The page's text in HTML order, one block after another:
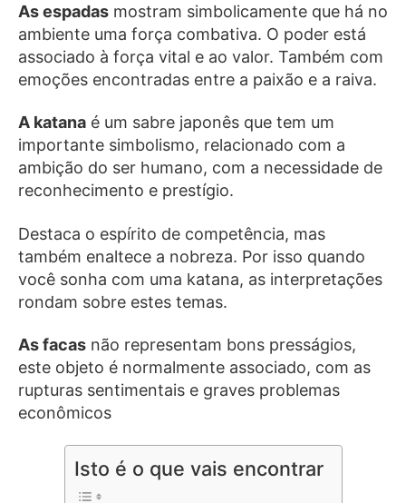
As espadas mostram simbolicamente que há no
ambiente uma força combativa. O poder está
associado à força vital e ao valor. Também com
emoções encontradas entre a paixão e a raiva.
A katana é um sabre japonês que tem um
importante simbolismo, relacionado com a
ambição do ser humano, com a necessidade de
reconhecimento e prestígio.
Destaca o espírito de competência, mas
também enaltece a nobreza. Por isso quando
você sonha com uma katana, as interpretações
rondam sobre estes temas.
As facas não representam bons presságios,
este objeto é normalmente associado, com as
rupturas sentimentais e graves problemas
econômicos
Isto é o que vais encontrar